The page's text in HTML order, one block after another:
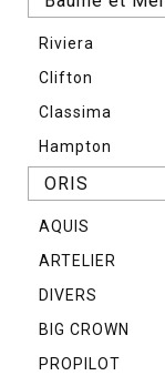
Riviera
Clifton
Classima
Hampton
ORIS
AQUIS
ARTELIER
DIVERS
BIG CROWN
PROPILOT